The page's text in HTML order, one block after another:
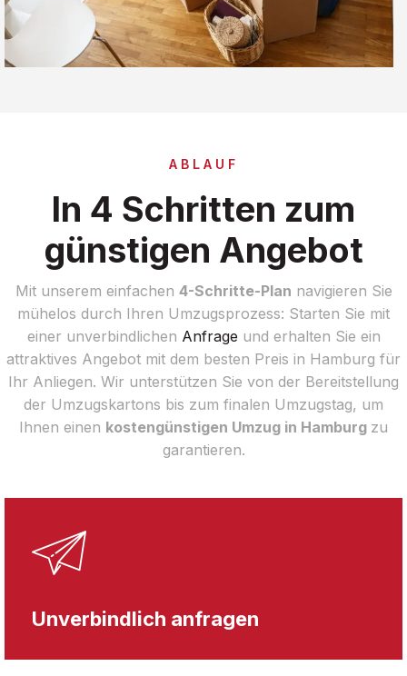
ABLAUF
In 4 Schritten zum
günstigen Angebot
Mit unserem einfachen 4-Schritte-Plan navigieren Sie
mühelos durch Ihren Umzugsprozess: Starten Sie mit
einer unverbindlichen Anfrage und erhalten Sie ein
attraktives Angebot mit dem besten Preis in Hamburg für
Ihr Anliegen. Wir unterstützen Sie von der Bereitstellung
der Umzugskartons bis zum finalen Umzugstag, um
Ihnen einen kostengünstigen Umzug in Hamburg zu
garantieren.
Unverbindlich anfragen